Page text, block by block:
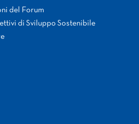
del Forum
di Sviluppo Sostenibile